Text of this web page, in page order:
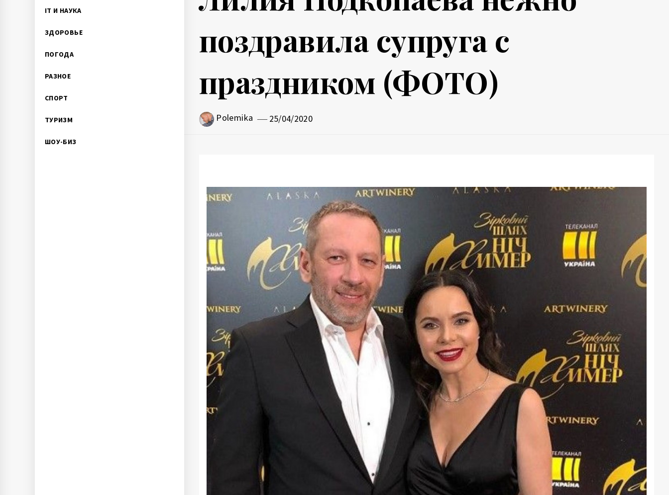
IT И НАУКА
ЗДОРОВЬЕ
ПОГОДА
РАЗНОЕ
СПОРТ
ТУРИЗМ
ШОУ-БИЗ
поздравила супруга с
праздником (ФОТО)
Polemika 25/04/2020